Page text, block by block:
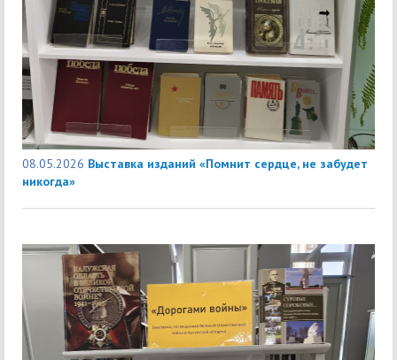
08.05.2026 Выставка изданий «Помнит сердце, не забудет
никогда»